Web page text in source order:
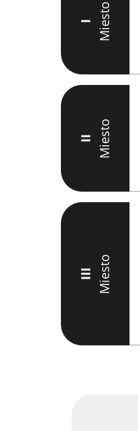
I Miesto
II Miesto
III Miesto